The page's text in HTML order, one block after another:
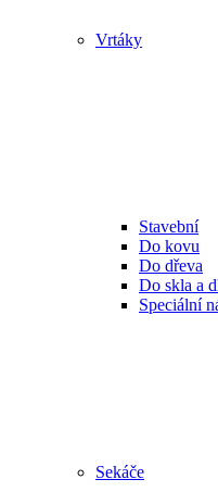
Vrtáky
Stavební
Do kovu
Do dřeva
Do skla a
Speciální
Sekáče